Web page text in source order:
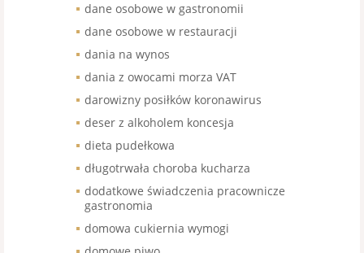
dane osobowe w gastronomii
dane osobowe w restauracji
dania na wynos
dania z owocami morza VAT
darowizny posiłków koronawirus
deser z alkoholem koncesja
dieta pudełkowa
długotrwała choroba kucharza
dodatkowe świadczenia pracownicze
gastronomia
domowa cukiernia wymogi